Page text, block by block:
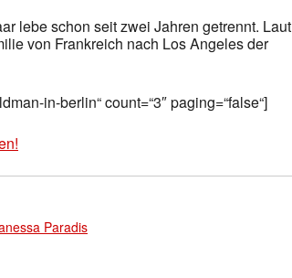
lebe schon seit zwei Jahren getrennt. Laut
von Frankreich nach Los Angeles der
in-berlin“ count=“3″ paging=“false“]
Paradis